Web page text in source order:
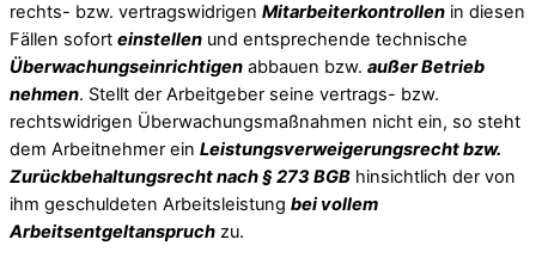
rechts- bzw. vertragswidrigen Mitarbeiterkontrollen in diesen
Fällen sofort einstellen und entsprechende technische
Überwachungseinrichtigen abbauen bzw. außer Betrieb
nehmen. Stellt der Arbeitgeber seine vertrags- bzw.
rechtswidrigen Überwachungsmaßnahmen nicht ein, so steht
dem Arbeitnehmer ein Leistungsverweigerungsrecht bzw.
Zurückbehaltungsrecht nach § 273 BGB hinsichtlich der von
ihm geschuldeten Arbeitsleistung bei vollem
Arbeitsentgeltanspruch zu.